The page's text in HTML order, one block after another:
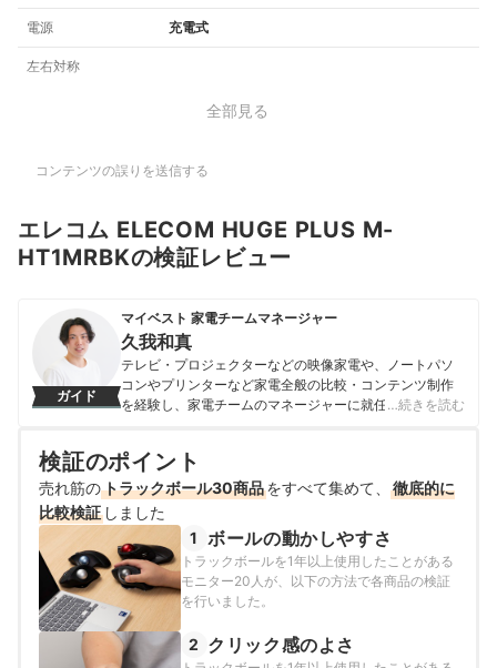
電源 充電式
左右対称
全部見る
コンテンツの誤りを送信する
エレコム ELECOM HUGE PLUS M-
HT1MRBKの検証レビュー
ガイド
マイベスト 家電チームマネージャー
久我和真
テレビ・プロジェクターなどの映像家電や、ノートパソ
コンやプリンターなど家電全般の比較・コンテンツ制作
を経験し、家電チームのマネージャーに就任。キャリブ
ストに取り組んだりしてきた。「ユーザーにとってベス
トな選択体験を提供する」ことを心がけて、コンテンツ
制作を行っている。
久我和真のプロフィール
…続きを読む
検証のポイント
売れ筋のトラックボール30商品をすべて集めて、
徹底的に
比較検証 しました
1 ボールの動かしやすさ
トラックボールを1年以上使用したことがある
モニター20人が、以下の方法で各商品の検証
を行いました。
2 クリック感のよさ